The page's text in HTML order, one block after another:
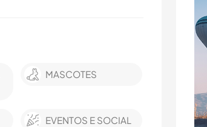
MASCOTES
EVENTOS E SOCIAL